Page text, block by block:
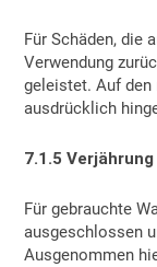
Für Schäden, die
Verwendung
geleistet. Auf
ausdrücklich
7.1.5 Verjährung
Für gebrauchte
ausgeschlossen
Ausgenommen